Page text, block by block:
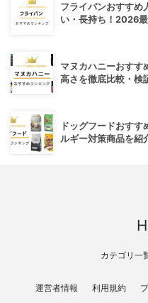
フライパンおすすめ
い・長持ち！2026最
マヌカハニーおすす
高さを徹底比較・検
ドッグフードおす
ルギー対策商品を紹
カテゴリ一
運営者情報 利用規約